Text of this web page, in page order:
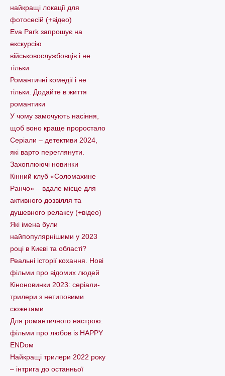
найкращі локації для
фотосесій (+відео)
Eva Park запрошує на
екскурсію
військовослужбовців і не
тільки
Романтичні комедії і не
тільки. Додайте в життя
романтики
У чому замочують насіння,
щоб воно краще проростало
Серіали – детективи 2024,
які варто пеpеглянути.
Захоплюючі новинки
Кінний клуб «Соломахине
Ранчо» – вдале місце для
активного дозвілля та
душевного релаксу (+відео)
Які імена були
найпопулярнішими у 2023
році в Києві та області?
Реальні історії кохання. Нові
фільми про відомих людей
Кіноновинки 2023: серіали-
трилери з нетиповими
сюжетами
Для романтичного настрою:
фільми про любов із HAPPY
ENDом
Найкращі трилери 2022 року
– інтрига до останньої